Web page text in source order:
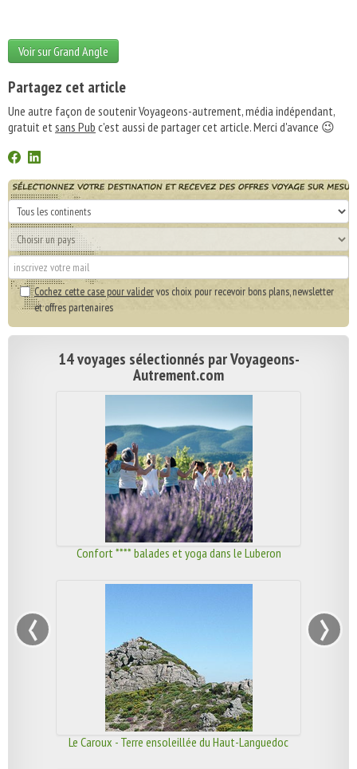
Voir sur Grand Angle
Partagez cet article
Une autre façon de soutenir Voyageons-autrement, média indépendant,
gratuit etsans Pub c'est aussi de partager cet article. Merci d'avance 😉
Cochez cette case pour validervos choix pour recevoir bons plans, newsletter
et offres partenaires
14 voyages sélectionnés par Voyageons-
Autrement.com
Confort **** balades et yoga dans le Luberon
Le Caroux - Terre ensoleillée du Haut-Languedoc
‹ ›